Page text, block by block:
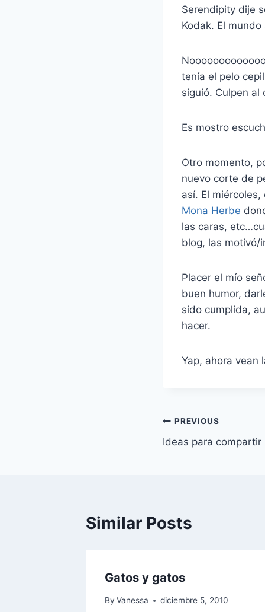
Serendipity dije
Kodak. El
tenía el pelo
siguió. Culpen al
Es mostro
Otro momento,
nuevo corte de
así. El
Mona Herbe
las caras,
blog, las motivó/
Placer el mío
buen humor,
sido cumplida,
hacer.
Yap, ahora vean
Navegación
de
PREVIOUS
Ideas para compartir
Similar Posts
Gatos y gatos
By Vanessa diciembre 5, 2010